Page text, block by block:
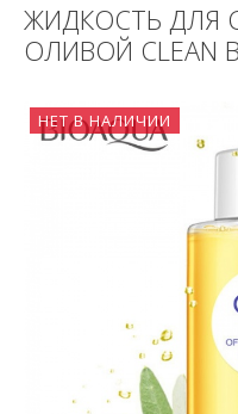
ЖИДКОСТЬ ДЛЯ
ОЛИВОЙ CLEAN
НЕТ В НАЛИЧИИ